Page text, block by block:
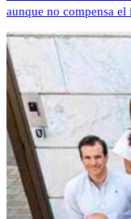
aunque no compensa